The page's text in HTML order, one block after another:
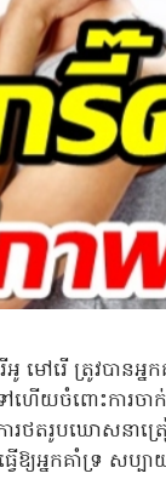
មៅរើ ត្រូវបានអ្ន
ហើយចំពោះការច
ថតរូបឃោសនាត្រ
ឱ្យអ្នកគាំទ្រ សប្បា